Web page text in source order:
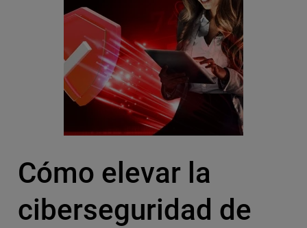
Cómo elevar la
ciberseguridad de